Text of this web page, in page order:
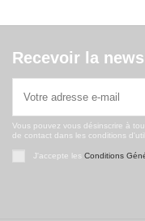
Recevoir la
Vous pouvez vous désinscrire à
de contact dans les conditions
J'accepte les Conditions